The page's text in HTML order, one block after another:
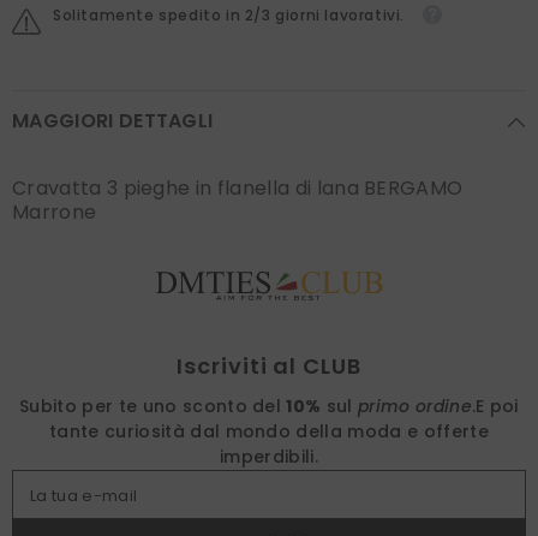
Solitamente spedito in 2/3 giorni lavorativi.
MAGGIORI DETTAGLI
Cravatta 3 pieghe in flanella di lana BERGAMO
Marrone
Iscriviti al CLUB
Subito per te uno sconto del 10% sulprimo ordine.E poi
tante curiosità dal mondo della moda e offerte
imperdibili.
La tua e-mail